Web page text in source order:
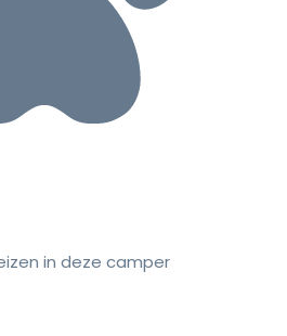
in deze camper